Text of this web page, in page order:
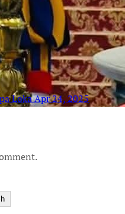
LokaApr 24, 2025